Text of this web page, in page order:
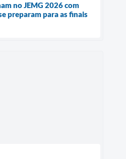
no JEMG 2026 com
preparam para as finais